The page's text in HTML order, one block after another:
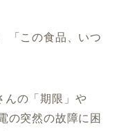
「この食品、いつ
んの「期限」や
の突然の故障に困